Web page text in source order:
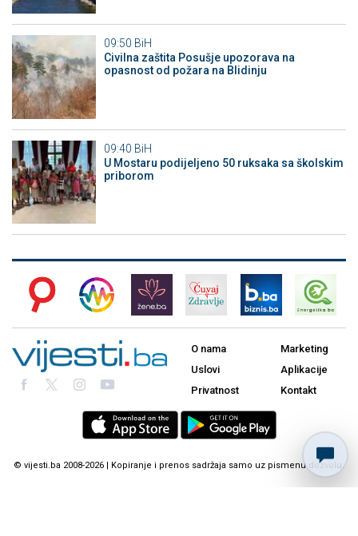
09:50 BiH
Civilna zaštita Posušje upozorava na
opasnost od požara na Blidinju
09:40 BiH
U Mostaru podijeljeno 50 ruksaka sa školskim
priborom
O nama
Uslovi
Privatnost
Marketing
Aplikacije
Kontakt
© vijesti.ba 2008-2026 | Kopiranje i prenos sadržaja samo uz pismenu dozvolu.